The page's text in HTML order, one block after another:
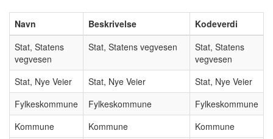
Navn Beskrivelse
Kodeverdi
Stat, Statens
vegvesen
Stat, Statens vegvesen
Stat, Statens
vegvesen
Stat, Nye Veier
Stat, Nye Veier
Stat, Nye Veier
Fylkeskommune
Fylkeskommune
Fylkeskommune
Kommune
Kommune
Kommune